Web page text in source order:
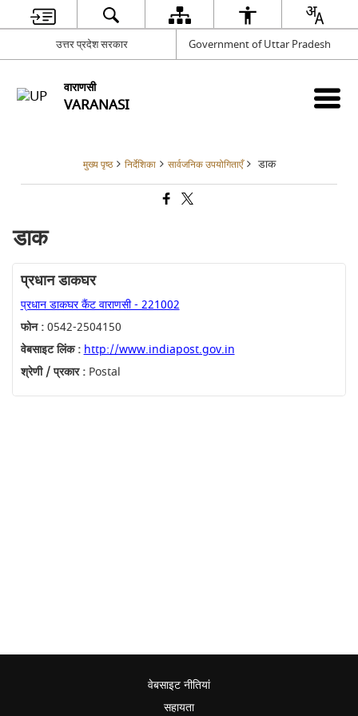
उत्तर प्रदेश सरकार Government of Uttar Pradesh
वाराणसी
VARANASI
मुख्य पृष्ठ निर्देशिका सार्वजनिक उपयोगिताएँ डाक
डाक
प्रधान डाकघर
प्रधान डाकघर कैंट वाराणसी - 221002
फोन :0542-2504150
वेबसाइट लिंक : http://www.indiapost.gov.in
श्रेणी / प्रकार :Postal
वेबसाइट नीतियां
सहायता